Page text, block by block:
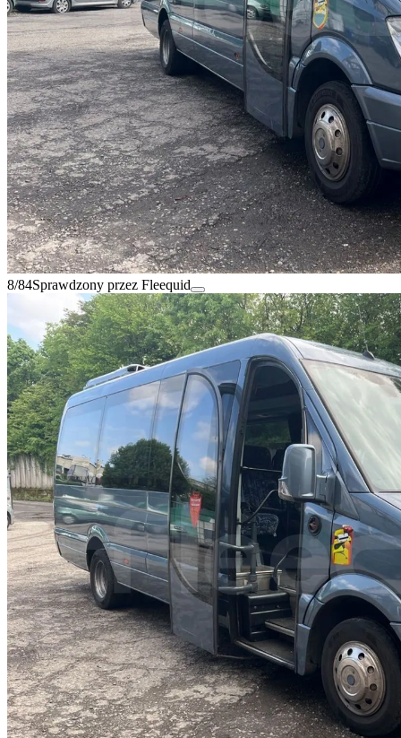
8/84Sprawdzony przez Fleequid